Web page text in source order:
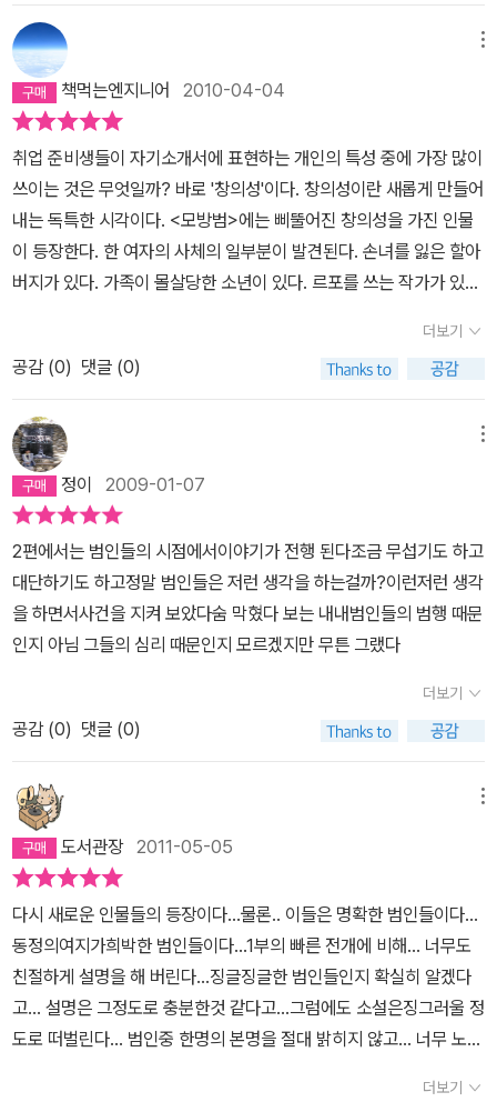
를 하면서도 일말의 죄책감을 느끼지도 못하는 점이 말이다. 아니 범
죄의 모습뿐만 아니라 범죄 후의 행동도 비슷하다.잡힐 줄 몰랐다, 자
신의 범죄에 대한 책을 써 아들에게 인세를 받게 하겠다는 어이없는
말을 하던강호순과 자신의대본에 자부심을갖고있으며 자신의 뜻대로
사건을 좌지우지하려고 하며,자신의 범죄에 대한 책을 쓰겠다는 피스
와다를바가 없는 모습을 보며 더욱 두려워질 뿐이다.이런 끔찍한 사
건이 소설속에나 존재하는 것이 아닌 우리 현실이라는 것에...
번개처럼 뇌리를 가로질렀다. 수많은 기억을 얇은 피부 한 장으로 감
싸고 있다. 그것이 인간이다. 어린아이게서 어른으로 성장함에 따라
몸이 커지는 것은 그만큼 피부 속의 기억이 늘어나기 때문이다. 지금
구리하시 히로미라는 인간의 피부는 찢어지고, 그것이 감싸고 있던
기억이 바깥으로 흘러나오고 있다. 처음에는 서서히, 그러다 점점 폭
포수처럼 터져나오고 있다. 기억이라는 내용이 다 빠져나가버리면,
히로미는 바람 빠진 풍선처럼 그 자리에 풀썩 쓰러지고 말 것이다. 그
렇게 되면, 다시 한번 살면 되지 않을까. 쭈그러진 히로미라는 그릇에
새로운 기억을 흘려넣어 새로운 히로미를 만들어내는 것이다. 히로미
는 다시 태어나는 것이다.-382쪽그것이 어떤 계기로 다카이 가즈아
키라는 외부 요인이 가해짐으로써 사회에 대한 도전적인 자세가 환기
되어, 단순한 기호에서 일종의 메시지성을 띤 극장형 범죄로 발전했
상이었다. 그 형상은 구리하시 히로미라는 매우 경박한 살인자의 미
숙한 머릿속에서 구축될 수 있는 차원의 것이 아니라는 느낌이 들었
다. 사회에 대한 뿌리 깊은 열등의식과 증오심, 그리고 소외감이 없다
면 절대로 그런 짓을 저지를 수 없다. 구리하시 히로미라는 인간만으
로는 그 허들을 넘을 수 없다. 그래서 다카이 가즈아키가 있어야 하는
것이다. 흘수선(?)을 넘기 위한 밸러스트의 역할로서.-469쪽
책먹는엔지니어 2010-04-04
취업 준비생들이 자기소개서에 표현하는 개인의 특성 중에 가장 많이
쓰이는 것은 무엇일까? 바로 '창의성'이다. 창의성이란 새롭게 만들어
내는 독특한 시각이다. <모방범>에는 삐뚤어진 창의성을 가진 인물
이 등장한다. 한 여자의 사체의 일부분이 발견된다. 손녀를 잃은 할아
버지가 있다. 가족이 몰살당한 소년이 있다. 르포를 쓰는 작가가 있다.
미소짓는 근사한 청년도 있다. <모방범>에는 한 사건이 등장한다. 그
러나 그 사건을밝혀내는데그치지 않는다. 등장인물들의 시각에 따라
사건을표현한다. 사건의 피해자 가족들은 범인을 밝혀내기 위해 고군
분투한다. 세상에 등장하여 사람들을 농락하는 범인은 아픔을 견뎌
하루하루 힘들게 살아가는 가족들의 처절함에 비례하여 즐거움을 느
낀다. 주변인들은 사건을 소재화한다. 가족들의 고통은 문제가 되지
않는다. 사람들의 이목을 끌 수 있고, 상업적 가치가 있다면 어떤 속내
가 있었는지 따위는 중요하지 않다. 따라서, 입장에 따라극명하게 갈
리는인간들의 모습이 이 소설에서 얻은 최대의 테마가 아닐까.사회가
고도화 되면서 범죄가 더욱 흉폭해지고 있는 요즘에 이런 소설을 읽
고 나니 '제일 무서운건 사람이구나'라는 생각이 머릿속을 떠나지 않
는다. 더불어 '호신술이라도 배울까?'하는 생각까지. 곰곰히 생각해
보면 대한민국 사회에서도 <모방범>의 범인 못지 않은 잔인함이 묻
지면서 우리 기억에서도 잊혀졌다. 그 가족들은 지금 어떻게 지내고
있을까? 하루하루 잃어버린 가족생각에 괴로워 할까? 아무일도 없었
다는 듯 멀쩡하게 살아갈까? 범인은 죽었을까? 두께에 비해 주제는
심플하다. 하지만 그래서 더 화가 난다. 흉악해지는 현실을 살인이라
는 극단의 방법으로 표현한 소설이 어쩌면 현실의 모습 같아서 씁쓸
하다. 하지만! 감정이입 전에 소설로서 흥미를 끌기에 이보다 더한 책
은 없을 것이다
더보기
공감 (0) 댓글 (0)
정이 2009-01-07
2편에서는 범인들의 시점에서이야기가 전행 된다조금 무섭기도 하고
대단하기도 하고정말 범인들은 저런 생각을 하는걸까?이런저런 생각
을 하면서사건을 지켜 보았다숨 막혔다 보는 내내범인들의 범행 때문
인지 아님 그들의 심리 때문인지 모르겠지만 무튼 그랬다
더보기
공감 (0) 댓글 (0)
도서관장2011-05-05
다시 새로운 인물들의 등장이다...물론.. 이들은 명확한 범인들이다...
동정의여지가희박한 범인들이다...1부의 빠른 전개에 비해... 너무도
친절하게 설명을 해 버린다...징글징글한 범인들인지 확실히 알겠다
고... 설명은 그정도로 충분한것 같다고...그럼에도 소설은징그러울 정
도로 떠벌린다... 범인중 한명의 본명을 절대 밝히지 않고... 너무 노골
져 버렸단 말이다......3부를 읽으면서 계속 생각했다... 이 소설은 처
더보기